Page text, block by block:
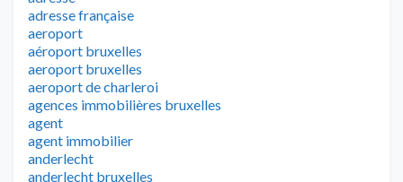
adresse française
aeroport
aéroport bruxelles
aeroport bruxelles
aeroport de charleroi
agences immobilières bruxelles
agent
agent immobilier
anderlecht
anderlecht bruxelles